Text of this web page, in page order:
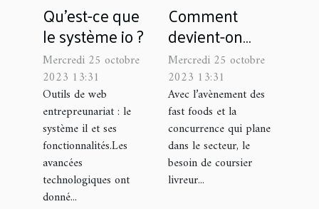
Qu'est-ce que
le système io ?
Mercredi 25 octobre
2023 13:31
Outils de web
entrepreunariat : le
système il et ses
fonctionnalités.Les
avancées
technologiques ont
donné...
Comment
devient-on
coursier livreur
de repas ?
Mercredi 25 octobre
2023 13:31
Avec l’avènement des
fast foods et la
concurrence qui plane
dans le secteur, le
besoin de coursier
livreur...